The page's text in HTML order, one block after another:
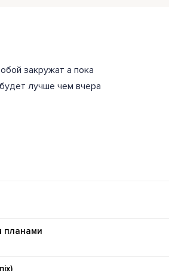
закружат а пока
лучше чем вчера
планами